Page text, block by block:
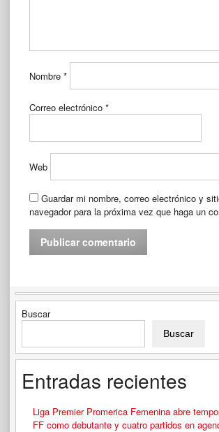
Nombre *
Correo electrónico *
Web
Guardar mi nombre, correo electrónico y
navegador para la próxima vez que haga un
Buscar
Buscar
Entradas recientes
Liga Premier Promerica Femenina abre
FF como debutante y cuatro partidos en